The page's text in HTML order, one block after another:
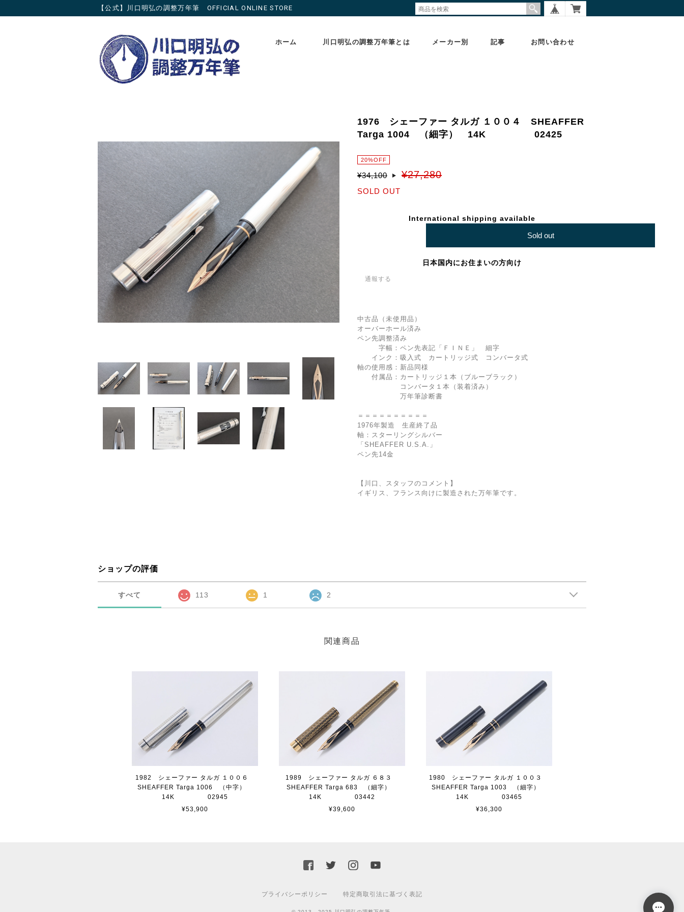
【公式】川口明弘の調整万年筆 OFFICIAL ONLINE STORE
ホーム 川口明弘の調整万年筆とは メーカー別 記事 お問い合わせ
1976 シェーファー タルガ １００４ SHEAFFER
Targa 1004 （細字） 14K 02425
20%OFF
¥34,100 ¥27,280
SOLD OUT
International shipping available
Sold out
日本国内にお住まいの方向け
通報する
中古品（未使用品）
オーバーホール済み
ペン先調整済み
字幅：ペン先表記「ＦＩＮＥ」 細字
インク：吸入式 カートリッジ式 コンバータ式
軸の使用感：新品同様
付属品：カートリッジ１本（ブルーブラック）
コンバータ１本（装着済み）
万年筆診断書
＝＝＝＝＝＝＝＝＝＝
1976年製造 生産終了品
軸：スターリングシルバー
「SHEAFFER U.S.A.」
ペン先14金
【川口、スタッフのコメント】
イギリス、フランス向けに製造された万年筆です。
ショップの評価
すべて 113 1 2
関連商品
1982 シェーファー タルガ １００６
SHEAFFER Targa 1006 （中字）
14K 02945
¥53,900
1989 シェーファー タルガ ６８３
SHEAFFER Targa 683 （細字）
14K 03442
¥39,600
1980 シェーファー タルガ １００３
SHEAFFER Targa 1003 （細字）
14K 03465
¥36,300
プライバシーポリシー 特定商取引法に基づく表記